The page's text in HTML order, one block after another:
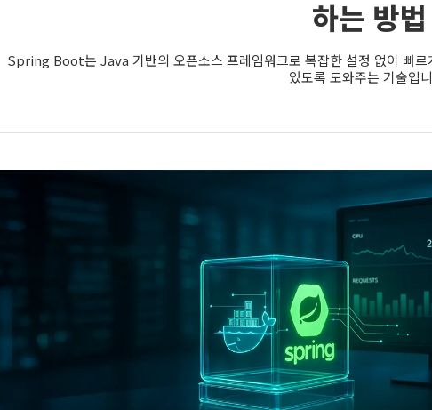
하는 방법
Spring Boot는 Java 기반의 오픈소스 프레임워크로 복잡한 설정 없이 빠
있도록 도와주는 기술입